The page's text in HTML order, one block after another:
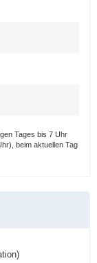
Tages bis 7 Uhr
beim aktuellen Tag